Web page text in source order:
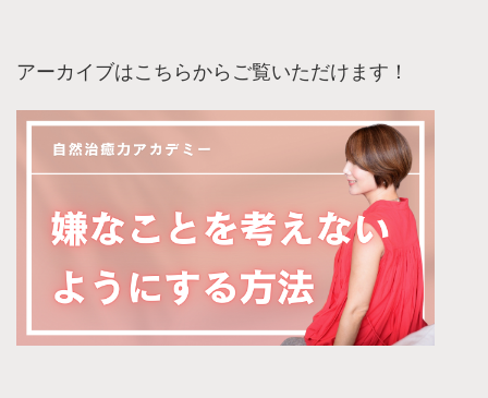
アーカイブはこちらからご覧いただけます！